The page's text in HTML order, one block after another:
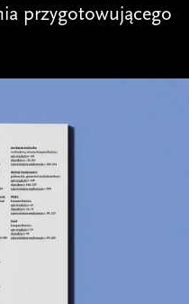
przygotowującego